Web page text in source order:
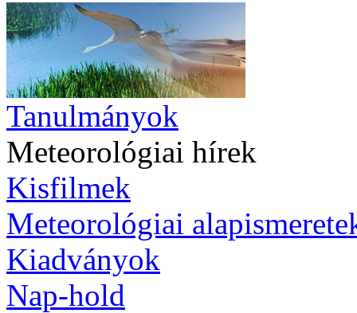
Tanulmányok
Meteorológiai hírek
Kisfilmek
Meteorológiai
Kiadványok
Nap-hold